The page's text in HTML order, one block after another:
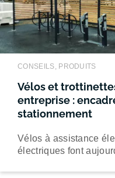
CONSEILS, PRODUITS
Vélos et
entreprise :
stationnement
Vélos à assistance
électriques font